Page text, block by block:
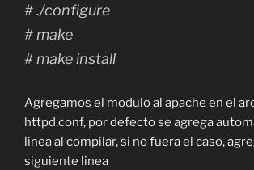
# ./configure
# make
# make install
Agregamos el modulo al apache en el
httpd.conf, por defecto se agrega
linea al compilar, si no fuera el caso,
siguiente linea